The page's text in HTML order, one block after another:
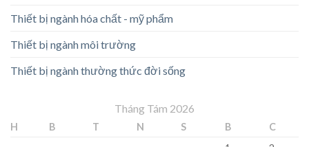
Thiết bị ngành hóa chất - mỹ phẩm
Thiết bị ngành môi trường
Thiết bị ngành thường thức đời sống
Tháng Tám 2026
H B T N S B
C